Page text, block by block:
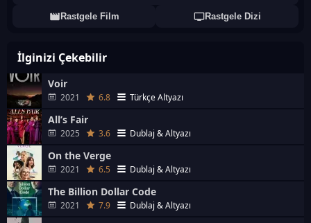
Rastgele Film Rastgele Dizi
İlginizi Çekebilir
Voir
2021 6.8 Türkçe Altyazı
All’s Fair
2025 3.6 Dublaj & Altyazı
On the Verge
2021 6.5 Dublaj & Altyazı
The Billion Dollar Code
2021 7.9 Dublaj & Altyazı